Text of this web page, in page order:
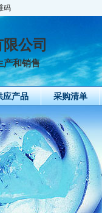
码
公司
产和销售
应产品 采购清单